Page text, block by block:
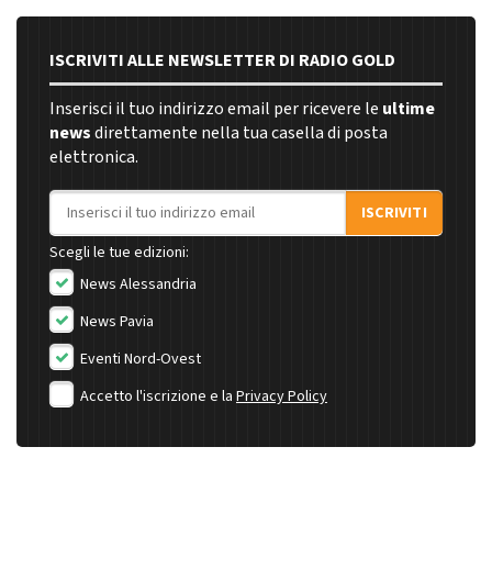
ISCRIVITI ALLE NEWSLETTER DI RADIO GOLD
Inserisci il tuo indirizzo email per ricevere le ultime
newsdirettamente nella tua casella di posta
elettronica.
Indirizzo email
ISCRIVITI
Scegli le tue edizioni:
News Alessandria
News Pavia
Eventi Nord-Ovest
Accetto l'iscrizione e la Privacy Policy